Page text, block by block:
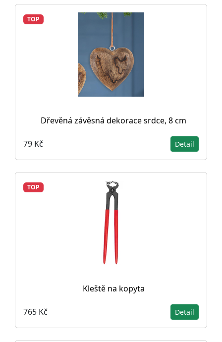
TOP
Dřevěná závěsná dekorace srdce, 8 cm
79 Kč Detail
TOP
Kleště na kopyta
765 Kč Detail